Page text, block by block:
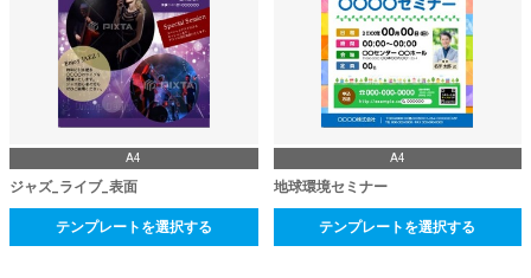
A4
ジャズ_ライブ_表面
テンプレートを選択する
A4
地球環境セミナー
テンプレートを選択する